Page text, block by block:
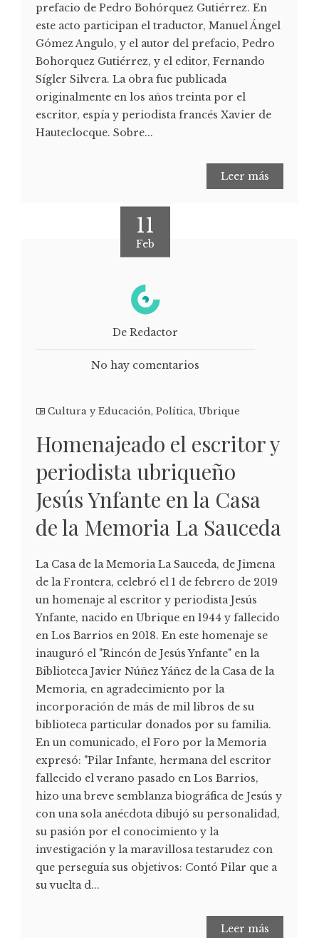
prefacio de Pedro Bohórquez Gutiérrez. En
este acto participan el traductor, Manuel Ángel
Gómez Angulo, y el autor del prefacio, Pedro
Bohorquez Gutiérrez, y el editor, Fernando
Sígler Silvera. La obra fue publicada
originalmente en los años treinta por el
escritor, espía y periodista francés Xavier de
Hauteclocque. Sobre...
Leer más
11
Feb
De Redactor
No hay comentarios
Cultura y Educación, Política, Ubrique
Homenajeado el escritor y
periodista ubriqueño
Jesús Ynfante en la Casa
de la Memoria La Sauceda
La Casa de la Memoria La Sauceda, de Jimena
de la Frontera, celebró el 1 de febrero de 2019
un homenaje al escritor y periodista Jesús
Ynfante, nacido en Ubrique en 1944 y fallecido
en Los Barrios en 2018. En este homenaje se
inauguró el "Rincón de Jesús Ynfante" en la
Biblioteca Javier Núñez Yáñez de la Casa de la
Memoria, en agradecimiento por la
incorporación de más de mil libros de su
biblioteca particular donados por su familia.
En un comunicado, el Foro por la Memoria
expresó: "Pilar Infante, hermana del escritor
fallecido el verano pasado en Los Barrios,
hizo una breve semblanza biográfica de Jesús y
con una sola anécdota dibujó su personalidad,
su pasión por el conocimiento y la
investigación y la maravillosa testarudez con
que perseguía sus objetivos: Contó Pilar que a
su vuelta d...
Leer más